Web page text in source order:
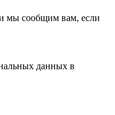
мы сообщим вам, если
данных в